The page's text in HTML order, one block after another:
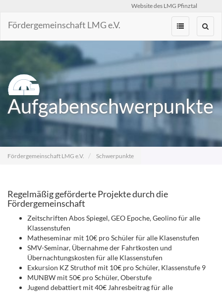
Zum
Website des LMG Pfinztal
Fördergemeinschaft LMG e.V.
Aufgabenschwerpunkte
Fördergemeinschaft LMG e.V. Schwerpunkte
Regelmäßig geförderte Projekte durch die
Fördergemeinschaft
Zeitschriften Abos Spiegel, GEO Epoche, Geolino für alle
Klassenstufen
Matheseminar mit 10€ pro Schüler für alle Klasenstufen
SMV-Seminar, Übernahme der Fahrtkosten und
Übernachtungskosten für alle Klassenstufen
Exkursion KZ Struthof mit 10€ pro Schüler, Klassenstufe 9
MUNBW mit 50€ pro Schüler, Oberstufe
Jugend debattiert mit 40€ Jahresbeitrag für alle